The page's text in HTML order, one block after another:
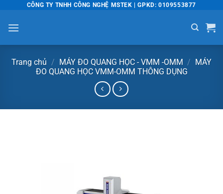
nội
dung
CÔNG TY TNHH CÔNG NGHỆ MSTEK | GPKD: 0109553877
Trang chủ / MÁY ĐO QUANG HỌC - VMM -OMM / MÁY
ĐO QUANG HỌC VMM-OMM THÔNG DỤNG